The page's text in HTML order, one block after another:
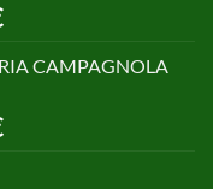
El
actual
250,00 €.
CAMPAGNOLA
El